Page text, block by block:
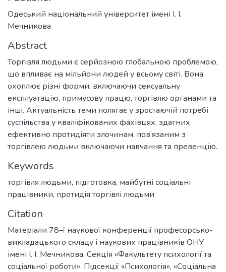
Одеський національний університет імені І. І.
Мечникова
Abstract
Торгівля людьми є серйозною глобальною проблемою,
що впливає на мільйони людей у всьому світі. Вона
охоплює різні форми, включаючи сексуальну
експлуатацію, примусову працю, торгівлю органами та
інші. Актуальність теми полягає у зростаючій потребі
суспільства у кваліфікованих фахівцях, здатних
ефективно протидіяти злочинам, пов’язаним з
торгівлею людьми включаючи навчання та превенцію.
Keywords
торгівля людьми, підготовка, майбутні соціальні
працівники, протидія торгівлі людьми
Citation
Матеріали 78–ї наукової конференції професорсько-
викладацького складу і наукових працівників ОНУ
імені І. І. Мечникова. Секція «Факультету психології та
соціальної роботи». Підсекції «Психологія», «Соціальна